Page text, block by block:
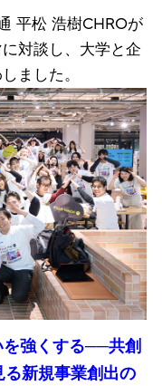
平松 浩樹CHROが
対談し、大学と企
ました。
を強くする──共創
る新規事業創出の